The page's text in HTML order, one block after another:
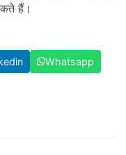
हैं।
Whatsapp